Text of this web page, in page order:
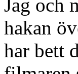
Jag och
hakan
har bett